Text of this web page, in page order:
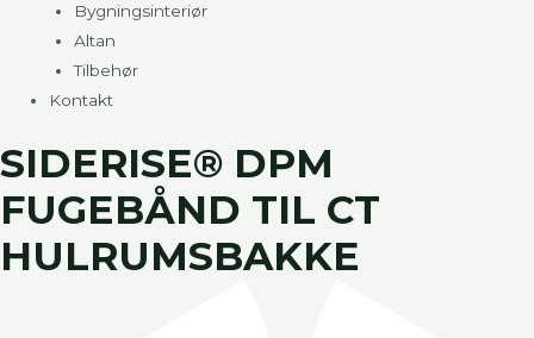
Bygningsinteriør
Altan
Tilbehør
Kontakt
SIDERISE® DPM
FUGEBÅND TIL CT
HULRUMSBAKKE